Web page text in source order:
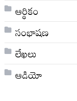
ఆర్థికం
సంభాషణ
లేఖలు
ఆడియో